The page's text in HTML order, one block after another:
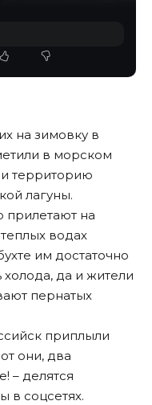
на зимовку в
в морском
территорию
лагуны.
на
водах
им достаточно
да и жители
пернатых
приплыли
они, два
– делятся
в соцсетях.